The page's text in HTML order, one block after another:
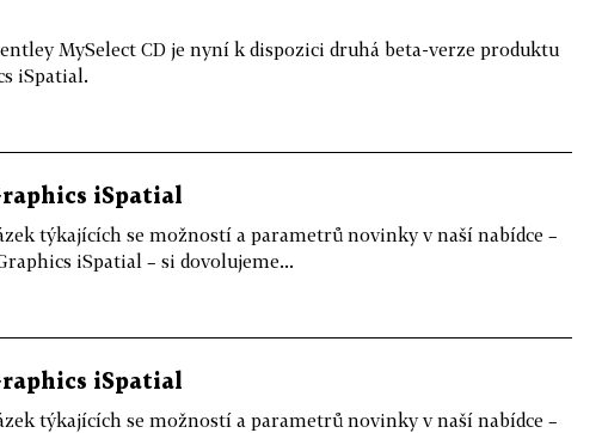
MySelect CD je nyní k dispozici druhá beta-verze produktu
iSpatial.
iSpatial
týkajících se možností a parametrů novinky v naší nabídce –
iSpatial – si dovolujeme...
iSpatial
týkajících se možností a parametrů novinky v naší nabídce –